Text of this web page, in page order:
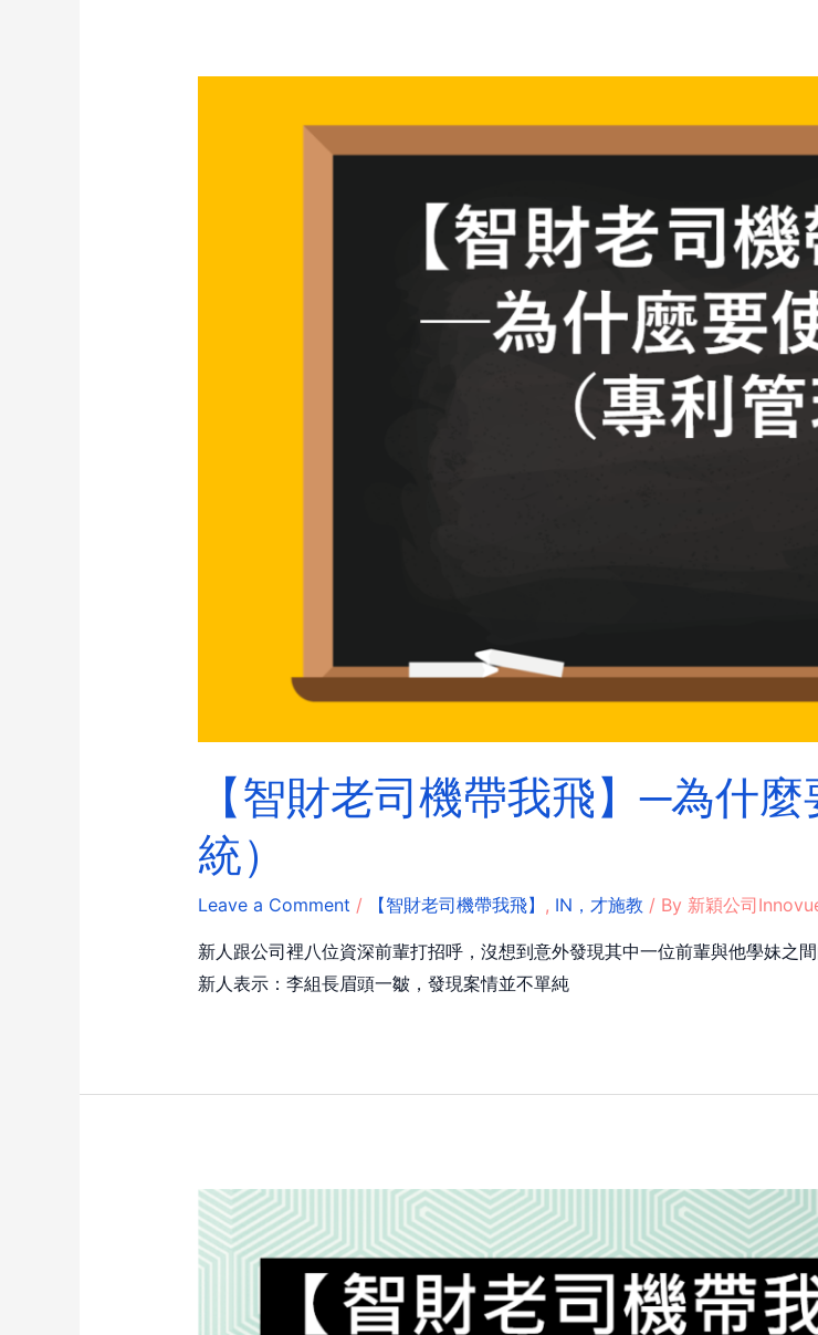
【智財老司機帶我飛】─為什
統）
Leave a Comment / 【智財老司機帶我飛】 , IN，才施教 / By 新穎公司
新人跟公司裡八位資深前輩打招呼，沒想到意外發現其中一位前輩與他學妹之
新人表示：李組長眉頭一皺，發現案情並不單純